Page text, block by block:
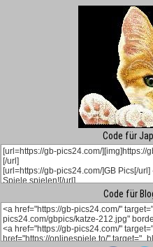
Code für
Code für